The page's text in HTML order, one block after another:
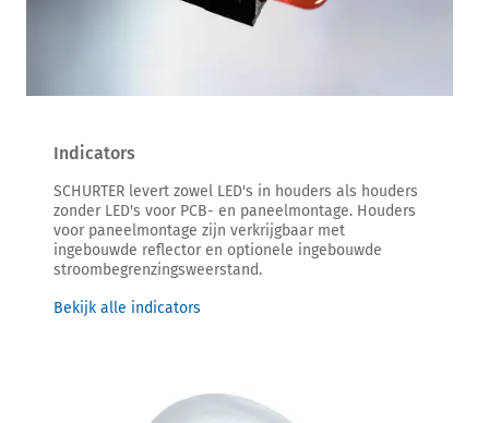
Indicators
SCHURTER levert zowel LED's in houders als houders
zonder LED's voor PCB- en paneelmontage. Houders
voor paneelmontage zijn verkrijgbaar met
ingebouwde reflector en optionele ingebouwde
stroombegrenzingsweerstand.
Bekijk alle indicators